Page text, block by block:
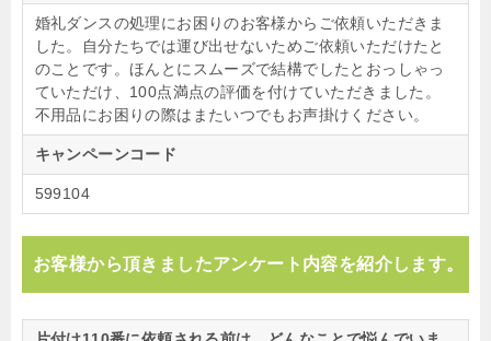
婚礼ダンスの処理にお困りのお客様からご依頼いただきま
した。自分たちでは運び出せないためご依頼いただけたと
のことです。ほんとにスムーズで結構でしたとおっしゃっ
ていただけ、100点満点の評価を付けていただきました。
不用品にお困りの際はまたいつでもお声掛けください。
キャンペーンコード
599104
お客様から頂きましたアンケート内容を紹介します。